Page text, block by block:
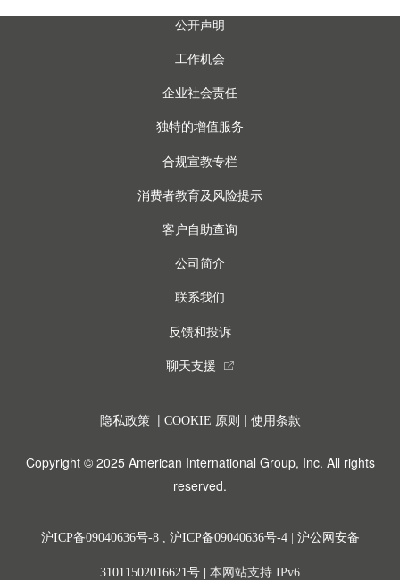
公开声明
工作机会
企业社会责任
独特的增值服务
合规宣教专栏
消费者教育及风险提示
客户自助查询
公司简介
联系我们
反馈和投诉
聊天支援 external_link
隐私政策| COOKIE 原则 | 使用条款
Copyright © 2025 American International Group, Inc. All rights
reserved.
沪ICP备09040636号-8, 沪ICP备09040636号-4| 沪公网安备
31011502016621号 本网站支持 IPv6